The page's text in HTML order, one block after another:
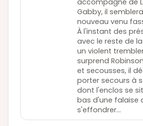
Gabby, il
nouveau venu
À l'instant des
avec le reste de
un violent
surprend
et secousses, il
porter secours à
dont l'enclos se
bas d'une falaise
s'effondrer...